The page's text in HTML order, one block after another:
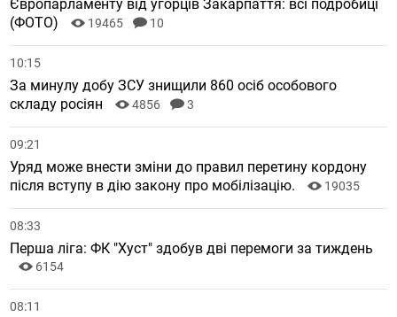
Європарламенту від угорців Закарпаття: всі подробиці
(ФОТО)
19465 10
10:15
За минулу добу ЗСУ знищили 860 осіб особового
складу росіян
4856 3
09:21
Уряд може внести зміни до правил перетину кордону
після вступу в дію закону про мобілізацію.
19035
08:33
Перша ліга: ФК "Хуст" здобув дві перемоги за тиждень
6154
08:11